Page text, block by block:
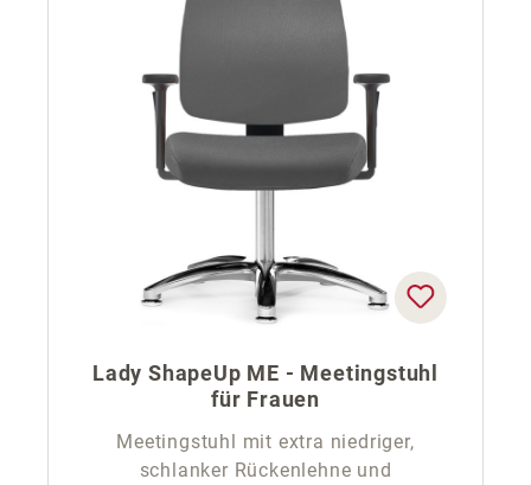
Lady ShapeUp ME - Meetingstuhl
für Frauen
Meetingstuhl mit extra niedriger,
schlanker Rückenlehne und